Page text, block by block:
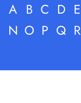
A B C D E
N O P Q R